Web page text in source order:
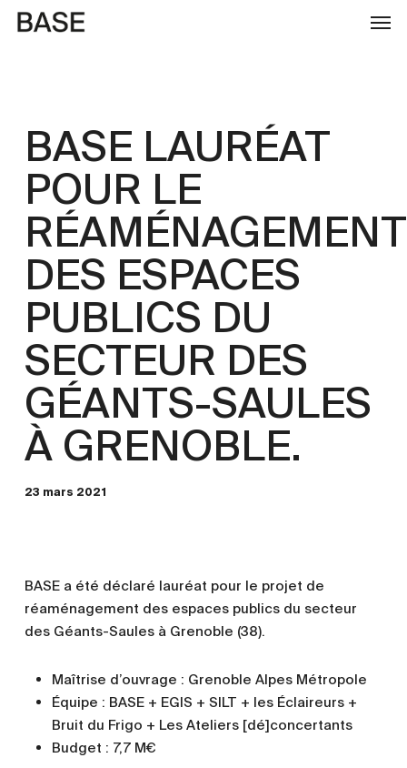
Skip
BASE LAURÉAT
POUR LE
RÉAMÉNAGEMENT
DES ESPACES
PUBLICS DU
SECTEUR DES
GÉANTS-SAULES
À GRENOBLE.
23 mars 2021
BASE a été déclaré lauréat pour le projet de
réaménagement des espaces publics du secteur
des Géants-Saules à Grenoble (38).
Maîtrise d’ouvrage : Grenoble Alpes Métropole
Équipe : BASE + EGIS + SILT + les Éclaireurs +
Bruit du Frigo + Les Ateliers [dé]concertants
Budget : 7,7 M€